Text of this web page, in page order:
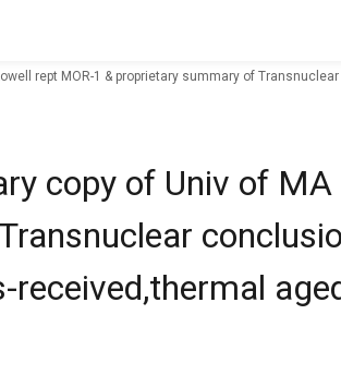
rept MOR-1 & proprietary summary of
copy of Univ of MA